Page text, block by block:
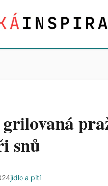
snů
jídlo a pití